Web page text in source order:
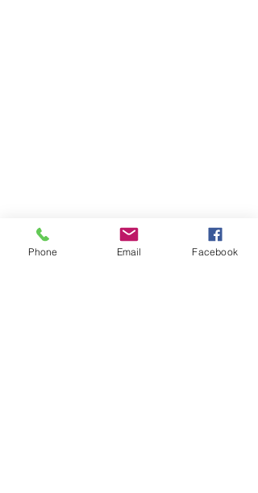
Et l' accenteur mouchet se balance,
Phone Email Facebook